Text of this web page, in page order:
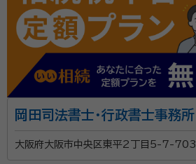
岡田司法書士・行政書士事務所
大阪府大阪市中央区東平2丁目5-7-703